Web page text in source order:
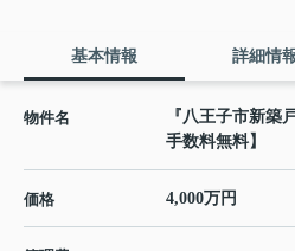
基本情報 詳細情
物件名
『八王子市新築
手数料無料】
価格 4,000万円